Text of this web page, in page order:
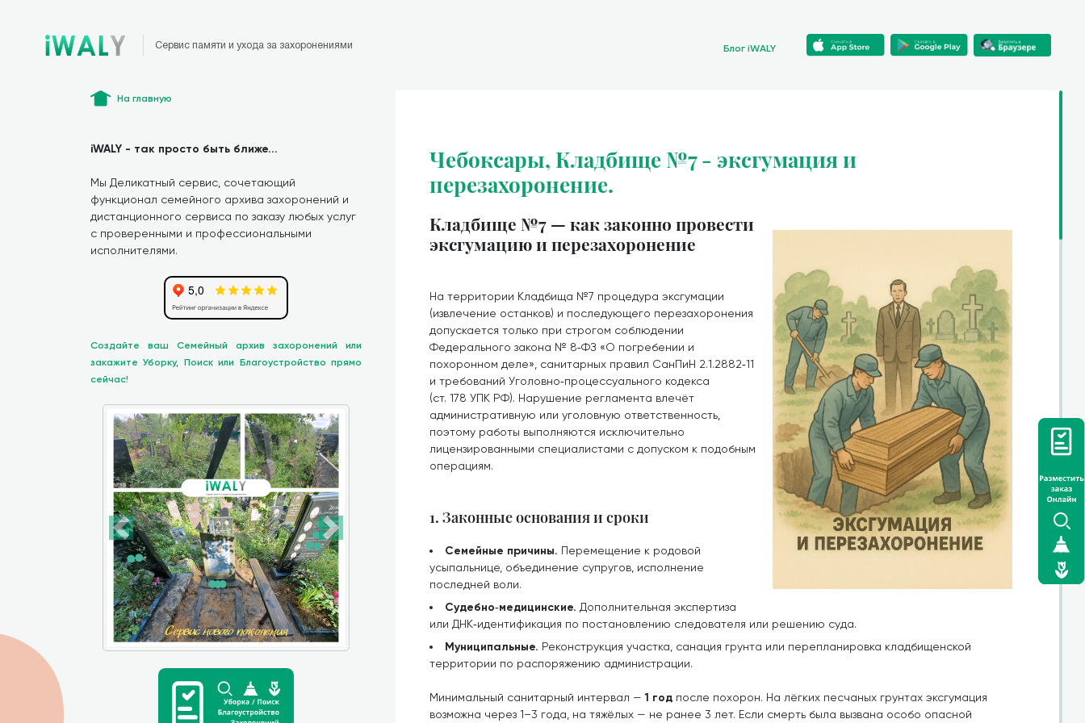
Сервис памяти и ухода за захоронениями Блог iWALY
На главную
iWALY - так просто быть ближе...
Мы Деликатный сервис, сочетающий
функционал семейного архива захоронений и
дистанционного сервиса по заказу любых услуг
с проверенными и профессиональными
исполнителями.
Создайте ваш Семейный архив захоронений или
закажите Уборку, Поиск или Благоустройство прямо
сейчас!
Чебоксары, Кладбище №7 - эксгумация и
перезахоронение.
Кладбище №7 — как законно провести
эксгумацию и перезахоронение
На территории Кладбища №7 процедура эксгумации
(извлечение останков) и последующего перезахоронения
допускается только при строгом соблюдении
Федерального закона № 8‑ФЗ «О погребении и
похоронном деле», санитарных правил СанПиН 2.1.2882‑11
и требований Уголовно‑процессуального кодекса
(ст. 178 УПК РФ). Нарушение регламента влечёт
административную или уголовную ответственность,
поэтому работы выполняются исключительно
лицензированными специалистами с допуском к подобным
операциям.
1. Законные основания и сроки
Семейные причины. Перемещение к родовой
усыпальнице, объединение супругов, исполнение
последней воли.
Судебно‑медицинские. Дополнительная экспертиза
или ДНК‑идентификация по постановлению следователя или решению суда.
Муниципальные. Реконструкция участка, санация грунта или перепланировка кладбищенской
территории по распоряжению администрации.
Минимальный санитарный интервал —1 год после похорон. На лёгких песчаных грунтах эксгумация
возможна через 1–3 года, на тяжёлых — не ранее 3 лет. Если смерть была вызвана особо опасной